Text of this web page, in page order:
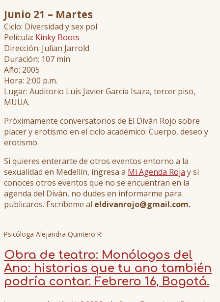
Junio 21 – Martes
Ciclo: Diversidad y sex pol
Película: Kinky Boots
Dirección: Julian Jarrold
Duración: 107 min
Año: 2005
Hora: 2:00 p.m.
Lugar: Auditorio Luís Javier García Isaza, tercer piso,
MUUA.
Próximamente conversatorios de El Diván Rojo sobre
placer y erotismo en el ciclo académico: Cuerpo, deseo y
erotismo.
Si quieres enterarte de otros eventos entorno a la
sexualidad en Medellín, ingresa a Mi Agenda Roja y si
conoces otros eventos que no se encuentran en la
agenda del Diván, no dudes en informarme para
publicaros. Escríbeme al eldivanrojo@gmail.com.
Psicóloga Alejandra Quintero R.
Obra de teatro: Monólogos del
Ano: historias que tu ano también
podría contar. Febrero 16, Bogotá.